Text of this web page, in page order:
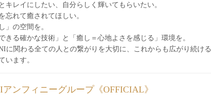
キレイにしたい、自分らしく輝いてもらいたい。
忘れて癒されてほしい。
」の空間を。
きる確かな技術」と「癒し＝心地よさを感じる」環境を。
に関わる全ての人との繋がりを大切に、これからも広がり続ける
います。
ンフィニーグループ《OFFICIAL》